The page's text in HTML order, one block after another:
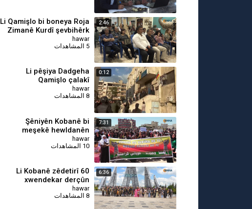
2:46
Li Qamişlo bi boneya Roja
Zimanê Kurdî şevbihêrk
pêk hat
hawar
5 المشاهدات
0:12
Li pêşiya Dadgeha
Qamişlo çalakî
hawar
8 المشاهدات
7:31
Şêniyên Kobanê bi
meşekê hewldanên
guhertina navan
şermezar kir
hawar
10 المشاهدات
6:36
⁣⁣Li Kobanê zêdetirî 60
xwendekar derçûn
hawar
8 المشاهدات